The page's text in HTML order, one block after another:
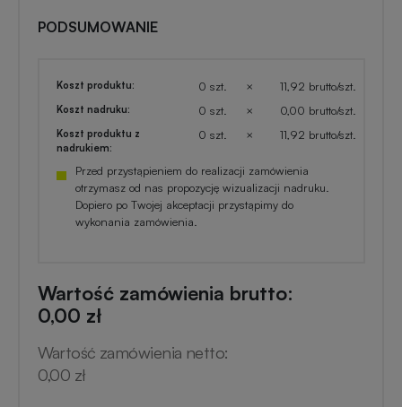
PODSUMOWANIE
Koszt produktu: 0 szt. × 11,92 brutto/szt.
Koszt nadruku: 0 szt. × 0,00 brutto/szt.
Koszt produktu z
nadrukiem:
0 szt. × 11,92 brutto/szt.
Przed przystąpieniem do realizacji zamówienia
otrzymasz od nas propozycję wizualizacji nadruku.
Dopiero po Twojej akceptacji przystąpimy do
wykonania zamówienia.
Wartość zamówienia brutto:
0,00 zł
Wartość zamówienia netto:
0,00 zł